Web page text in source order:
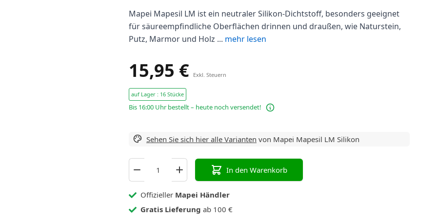
Fugen entfernen
Mapei Mapesil LM ist ein neutraler Silikon-Dichtstoff, besonders geeignet
für säureempfindliche Oberflächen drinnen und draußen, wie Naturstein,
Putz, Marmor und Holz ... mehr lesen
15,95 € Exkl. Steuern
auf Lager : 16 Stücke
Bis 16:00 Uhr bestellt – heute noch versendet!
Sehen Sie sich hier alle Varianten von Mapei Mapesil LM Silikon
In den Warenkorb
Offizieller Mapei Händler
Gratis Lieferung ab 100 €